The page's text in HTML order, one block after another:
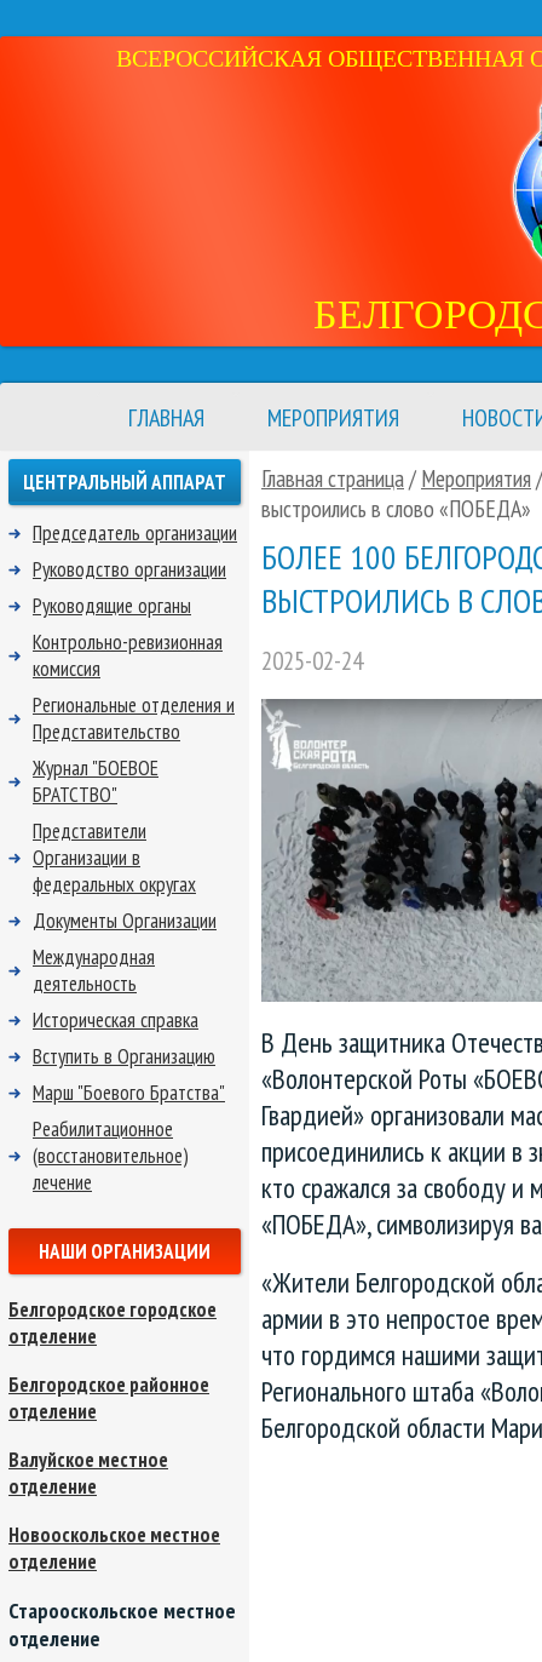
ВСЕРОССИЙСКАЯ ОБЩЕСТВЕННАЯ
ГЛАВНАЯ МЕРОПРИЯТИЯ
Главная страница/ Мероприятия
выстроились в слово «ПОБЕДА»
БОЛЕЕ 100
ВЫСТРОИЛИСЬ В
2025-02-24
В День защитника
«Волонтерской Роты
Гвардией» организовали
присоединились к акции в
кто сражался за свободу и
«ПОБЕДА», символизируя
«Жители Белгородской
армии в это непростое
что гордимся нашими
Регионального штаба
Белгородской области
ЦЕНТРАЛЬНЫЙ АППАРАТ
Председатель организации
Руководство организации
Руководящие органы
Контрольно-ревизионная
комиссия
Региональные отделения и
Представительство
Журнал "БОЕВОЕ
БРАТСТВО"
Представители
Организации в
федеральных округах
Документы Организации
Международная
деятельность
Историческая справка
Вступить в Организацию
Марш "Боевого Братства"
Реабилитационное
(восстановительное)
лечение
НАШИ ОРГАНИЗАЦИИ
Белгородское городское
отделение
Белгородское районное
отделение
Валуйское местное
отделение
Новооскольское местное
отделение
Старооскольское местное
отделение